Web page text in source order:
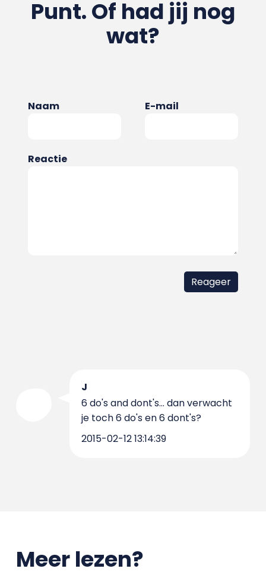
Punt. Of had jij nog
wat?
Naam E-mail
Reactie
J
6 do's and dont's... dan verwacht
je toch 6 do's en 6 dont's?
2015-02-12 13:14:39
Meer lezen?